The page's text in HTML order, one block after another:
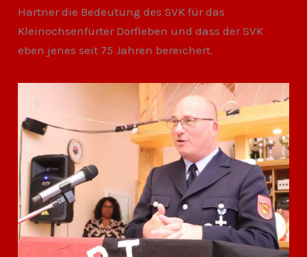
Hartner die Bedeutung des SVK für das
Kleinochsenfurter Dorfleben und dass der SVK
eben jenes seit 75 Jahren bereichert.